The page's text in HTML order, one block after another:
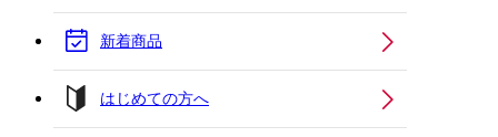
新着商品
はじめての方へ